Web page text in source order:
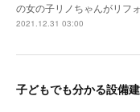
の女の子リノちゃんがリフ
2021.12.31 03:00
子どもでも分かる設備